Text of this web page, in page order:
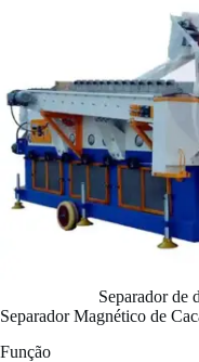
Separador de
Separador Magnético de
Função